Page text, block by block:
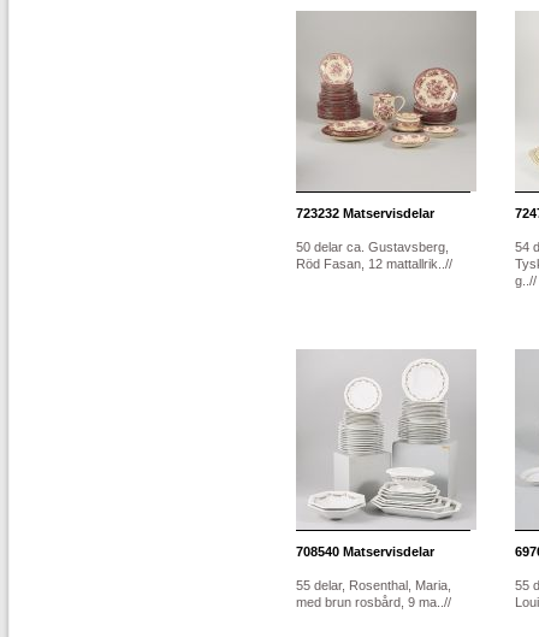
723232 Matservisdelar
50 delar ca. Gustavsberg,
Röd Fasan, 12 mattallrik..//
54
g..//
708540 Matservisdelar
55 delar, Rosenthal, Maria,
med brun rosbård, 9 ma..//
55